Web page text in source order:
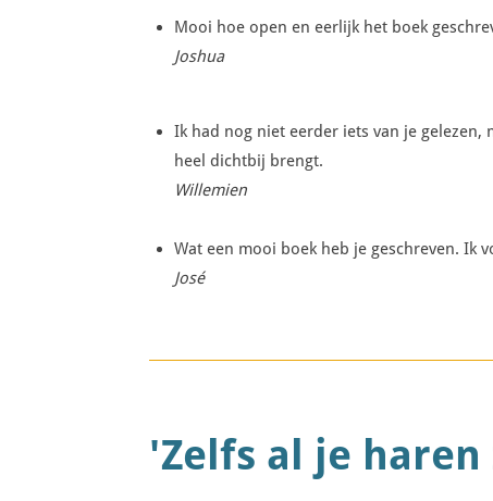
Mooi hoe open en eerlijk het boek
Joshua
Ik had nog niet eerder iets van je
heel dichtbij brengt.
Willemien
Wat een mooi boek heb je geschreven. Ik
José
'Zelfs al je